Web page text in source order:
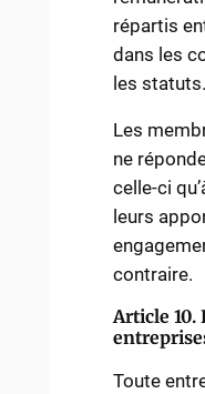
répartis
dans les
les statuts.
Les
ne
celle-ci
leurs
contraire.
Article 10.
Toute